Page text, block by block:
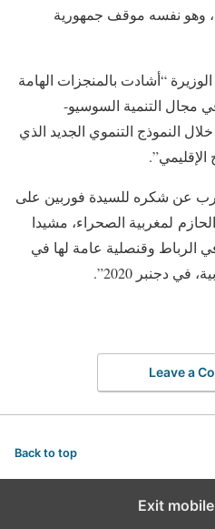
وهو نفسه موقف جمهورية
“أشادت بالمنجزات الهامة
مجال التنمية السوسيو-
النموذج التنموي الجديد الذي
الإقليمي”.
عن شكره للسيدة فوربين على
لمغربية الصحراء، مشيدا
الرباط وقنصلية عامة لها في
دجنبر 2020”.
Leave a
Back to top
Exit